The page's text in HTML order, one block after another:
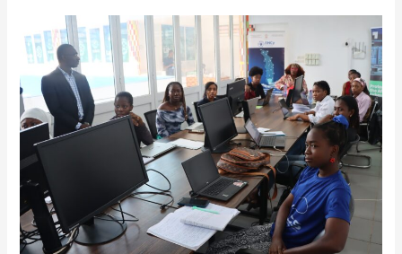
Formations
certifiantes
en
cybersécurité
immersion
de
l’UE
et
de
la